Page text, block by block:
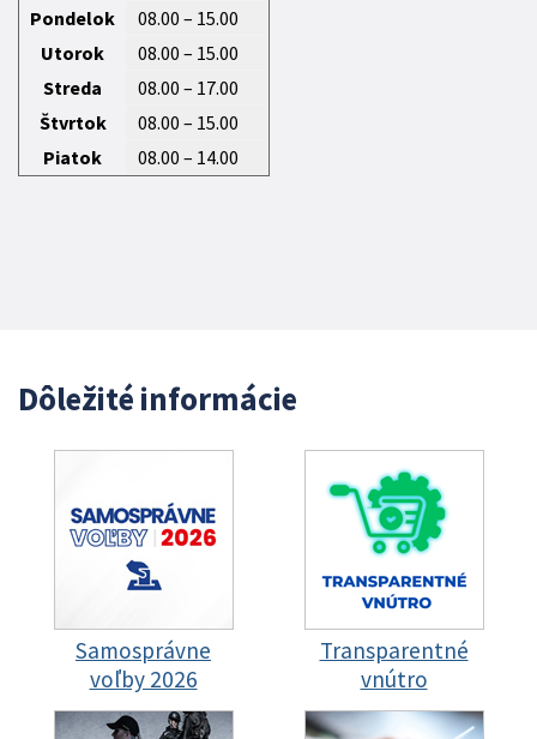
Pondelok
08.00 – 15.00
Utorok
08.00 – 15.00
Streda
08.00 – 17.00
Štvrtok
08.00 – 15.00
Piatok
08.00 – 14.00
Dôležité informácie
Samosprávne
voľby 2026
Transparentné
vnútro